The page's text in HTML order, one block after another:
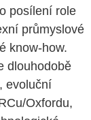
posílení role
průmyslové
know-how.
dlouhodobě
evoluční
Oxfordu,